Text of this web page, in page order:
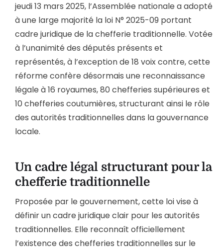
jeudi 13 mars 2025, l’Assemblée nationale a adopté
à une large majorité la loi N° 2025-09 portant
cadre juridique de la chefferie traditionnelle. Votée
à l’unanimité des députés présents et
représentés, à l’exception de 18 voix contre, cette
réforme confère désormais une reconnaissance
légale à 16 royaumes, 80 chefferies supérieures et
10 chefferies coutumières, structurant ainsi le rôle
des autorités traditionnelles dans la gouvernance
locale.
Un cadre légal structurant pour la
chefferie traditionnelle
Proposée par le gouvernement, cette loi vise à
définir un cadre juridique clair pour les autorités
traditionnelles. Elle reconnaît officiellement
l’existence des chefferies traditionnelles sur le